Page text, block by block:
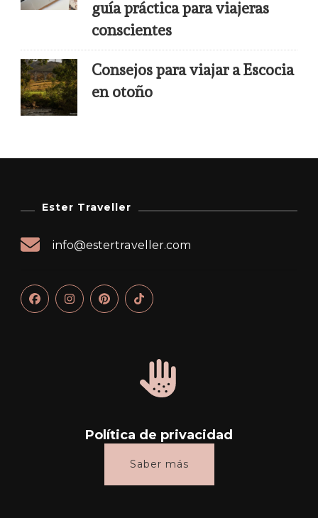
guía práctica para viajeras
conscientes
Consejos para viajar a Escocia
en otoño
Ester Traveller
info@estertraveller.com
Política de privacidad
Saber más